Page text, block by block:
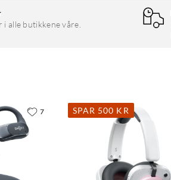
i alle butikkene våre.
7 SPAR 500 KR